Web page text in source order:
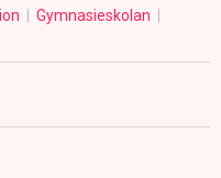
Gymnasieskolan